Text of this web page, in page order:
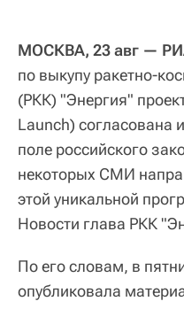
МОСКВА, 23 авг —
по выкупу ракетно-
(РКК) "Энергия"
Launch) согласована
поле российского
некоторых СМИ
этой уникальной
Новости глава РКК
По его словам, в
опубликовала